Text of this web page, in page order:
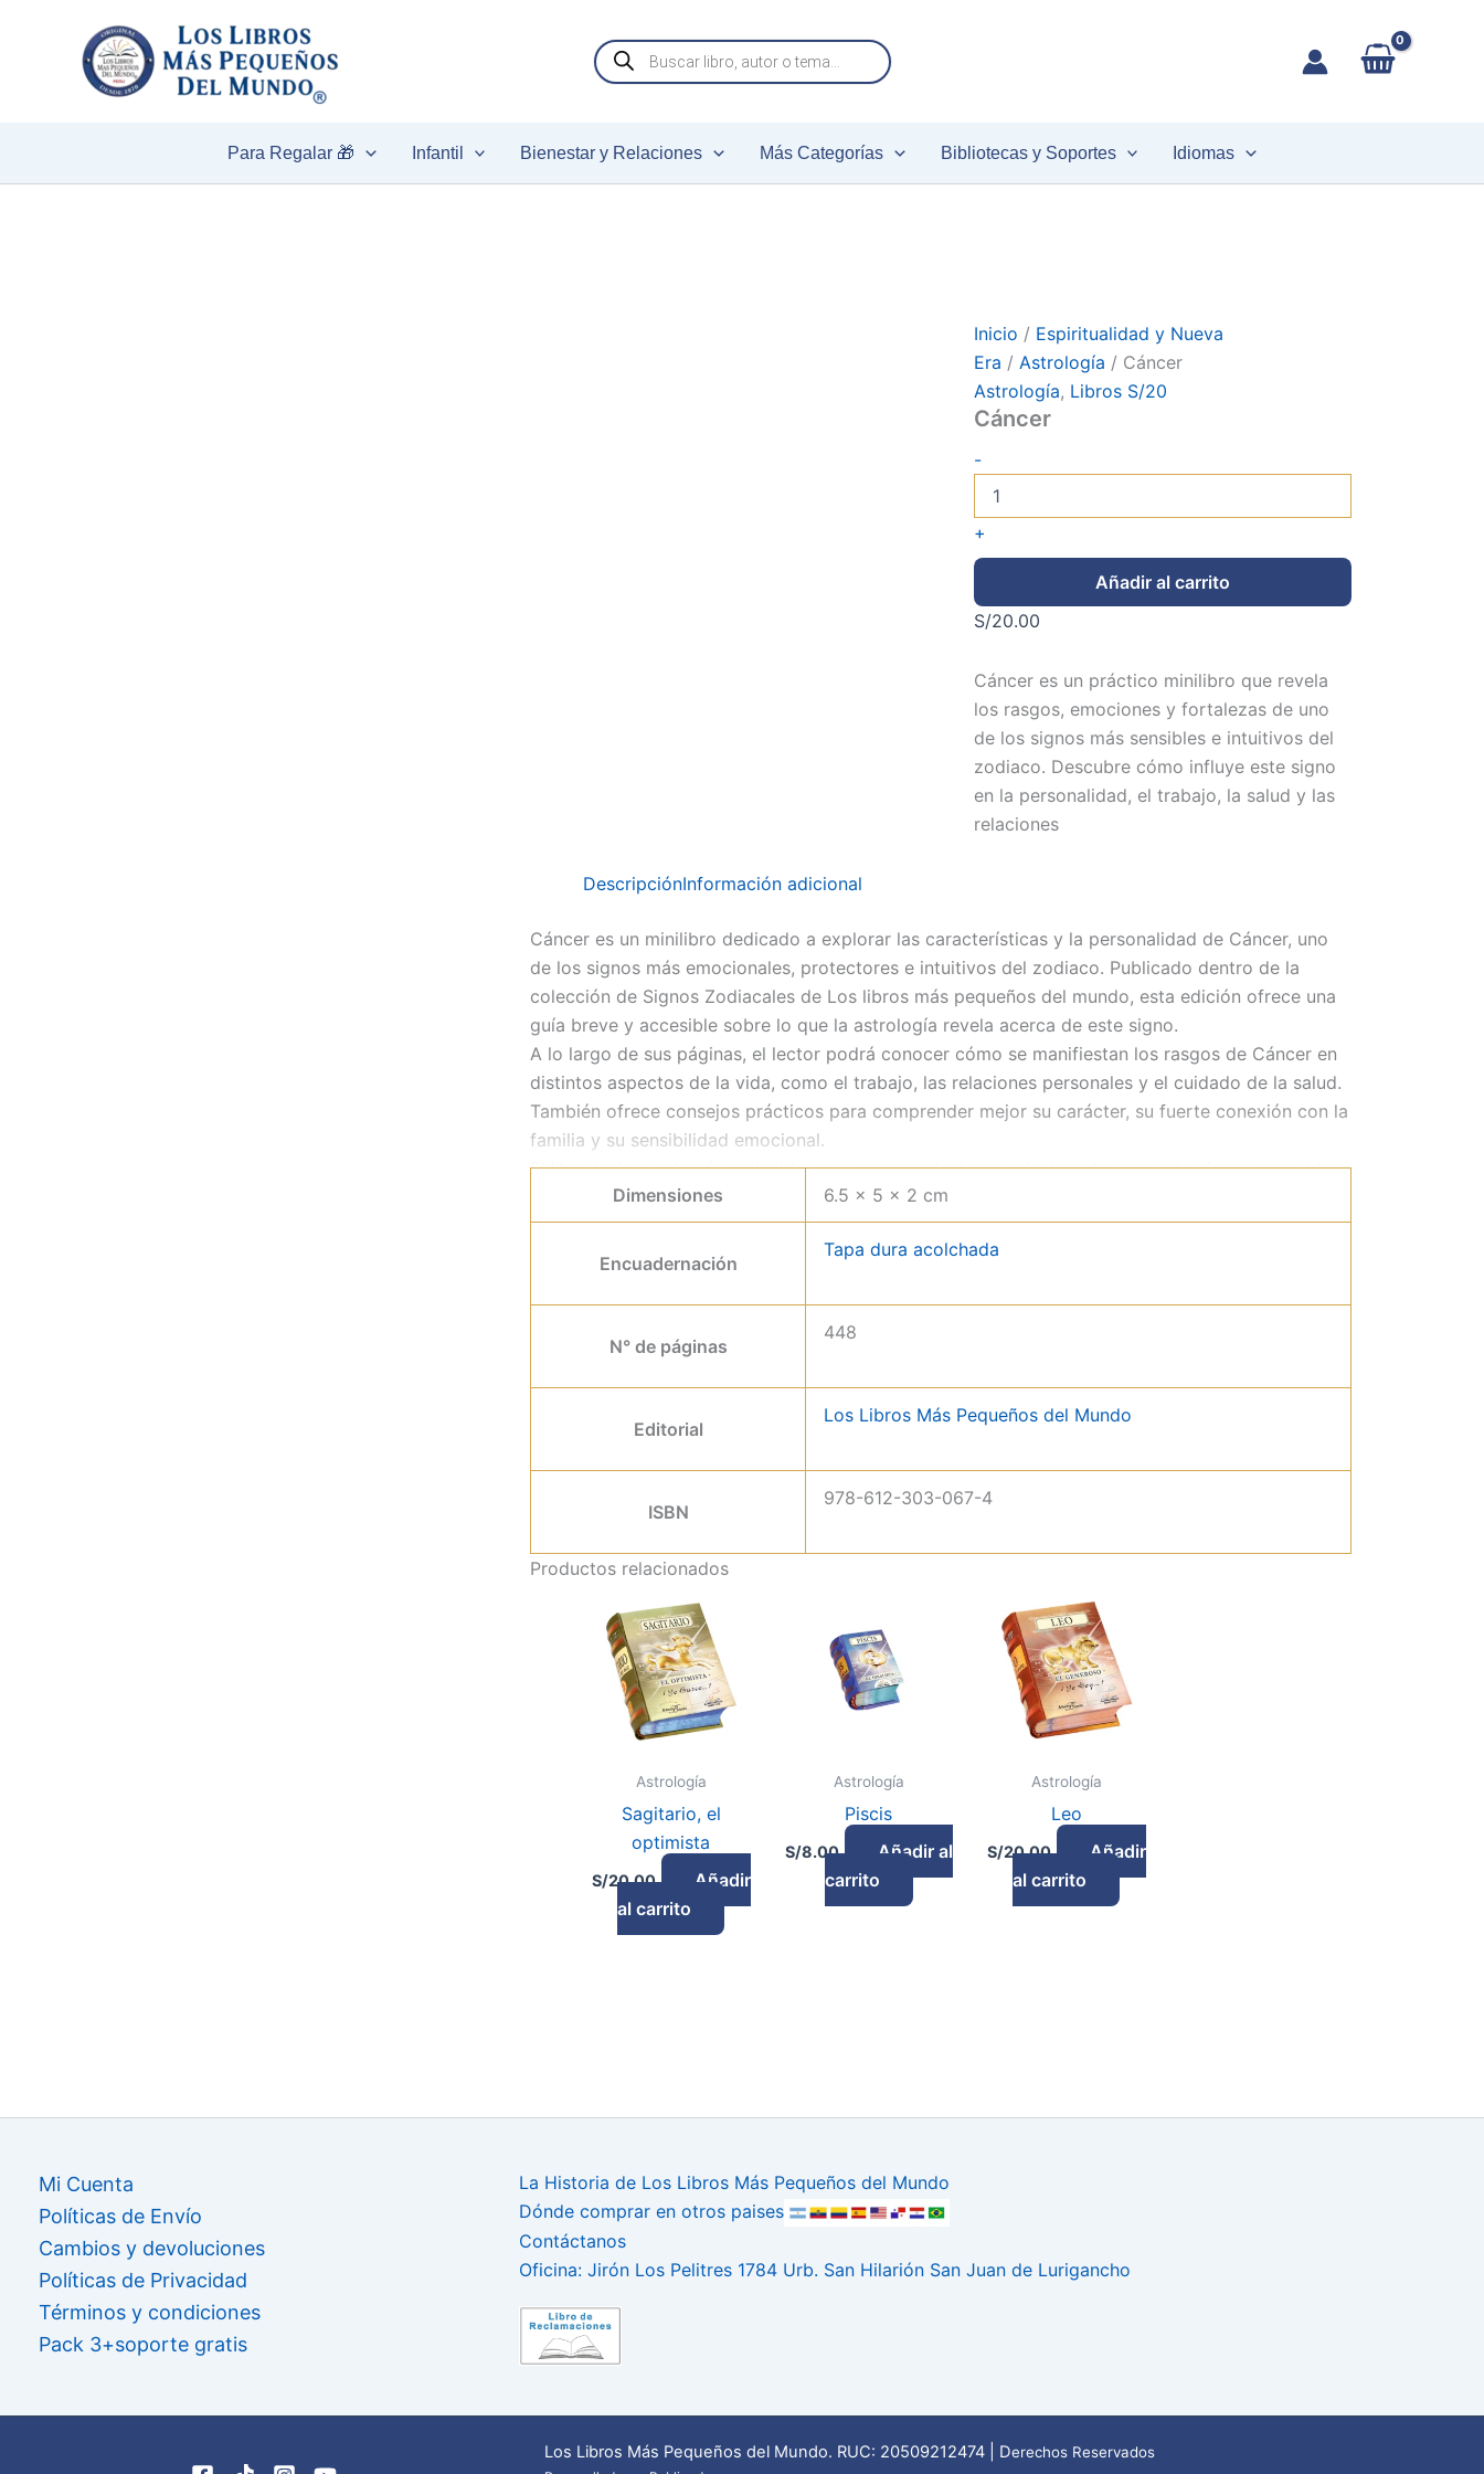
contenido
Búsqueda
de
productos
Para Regalar 🎁 Infantil Bienestar y Relaciones Más Categorías Bibliotecas y Soportes Idiomas
Inicio / Espiritualidad y Nueva
Era / Astrología / Cáncer
Astrología, Libros S/20
Cáncer
-
+
Añadir al carrito
S/20.00
Cáncer es un práctico minilibro que revela
los rasgos, emociones y fortalezas de uno
de los signos más sensibles e intuitivos del
zodiaco. Descubre cómo influye este signo
en la personalidad, el trabajo, la salud y las
relaciones
DescripciónInformación adicional
Cáncer es un minilibro dedicado a explorar las características y la personalidad de Cáncer, uno
de los signos más emocionales, protectores e intuitivos del zodiaco. Publicado dentro de la
colección de Signos Zodiacales de Los libros más pequeños del mundo, esta edición ofrece una
guía breve y accesible sobre lo que la astrología revela acerca de este signo.
A lo largo de sus páginas, el lector podrá conocer cómo se manifiestan los rasgos de Cáncer en
distintos aspectos de la vida, como el trabajo, las relaciones personales y el cuidado de la salud.
También ofrece consejos prácticos para comprender mejor su carácter, su fuerte conexión con la
familia y su sensibilidad emocional.
El libro incluye además curiosidades y recomendaciones relacionadas con este signo, como ideas
sobre el regalo ideal para una persona nacida bajo Cáncer y detalles sobre su forma de
relacionarse con los demás.
Gracias a su formato compacto, este minilibro es perfecto para llevar a cualquier lugar y
la astrología.
Dimensiones 6.5 × 5 × 2 cm
Encuadernación
Tapa dura acolchada
N° de páginas
448
Editorial
Los Libros Más Pequeños del Mundo
ISBN
978-612-303-067-4
Productos relacionados
Astrología
Sagitario, el
optimista
S/20.00
Añadir
al carrito
Astrología
Piscis
S/8.00
Añadir al
carrito
Astrología
Leo
S/20.00
Añadir
al carrito
Mi Cuenta
Políticas de Envío
Cambios y devoluciones
Políticas de Privacidad
Términos y condiciones
Pack 3+soporte gratis
La Historia de Los Libros Más Pequeños del Mundo
Dónde comprar en otros paises
Contáctanos
Oficina: Jirón Los Pelitres 1784 Urb. San Hilarión San Juan de Lurigancho
Los Libros Más Pequeños del Mundo. RUC: 20509212474 | Derechos Reservados